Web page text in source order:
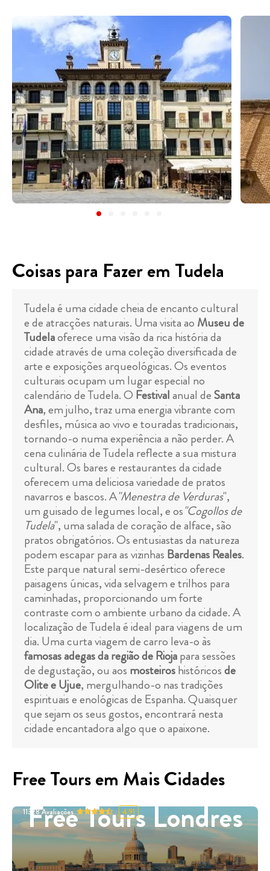
Coisas para Fazer em Tudela
Tudela é uma cidade cheia de encanto cultural
e de atracções naturais. Uma visita ao Museu de
Tudelaoferece uma visão da rica história da
cidade através de uma coleção diversificada de
arte e exposições arqueológicas. Os eventos
culturais ocupam um lugar especial no
calendário de Tudela. O Festivalanual deSanta
Ana, em julho, traz uma energia vibrante com
desfiles, música ao vivo e touradas tradicionais,
tornando-o numa experiência a não perder. A
cena culinária de Tudela reflecte a sua mistura
cultural. Os bares e restaurantes da cidade
oferecem uma deliciosa variedade de pratos
navarros e bascos. A"Menestra de Verduras",
um guisado de legumes local, e os"Cogollos de
Tudela", uma salada de coração de alface, são
pratos obrigatórios. Os entusiastas da natureza
podem escapar para as vizinhas Bardenas Reales.
Este parque natural semi-desértico oferece
paisagens únicas, vida selvagem e trilhos para
caminhadas, proporcionando um forte
contraste com o ambiente urbano da cidade. A
localização de Tudela é ideal para viagens de um
dia. Uma curta viagem de carro leva-o às
famosas adegas da região de Riojapara sessões
de degustação, ou aos mosteiroshistóricosde
Olite e Ujue, mergulhando-o nas tradições
espirituais e enológicas de Espanha. Quaisquer
que sejam os seus gostos, encontrará nesta
cidade encantadora algo que o apaixone.
Free Tours em Mais Cidades
Free Tours Londres
11328Avaliações 4.91